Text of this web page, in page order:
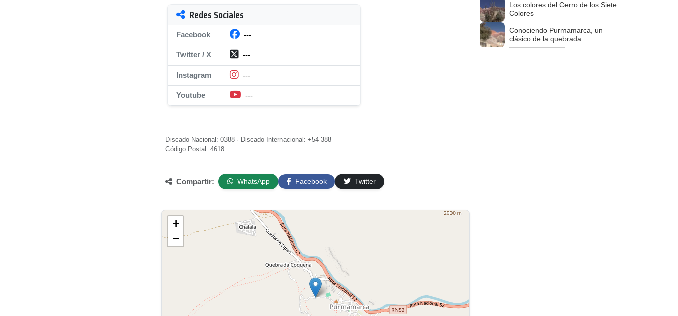
Redes Sociales
Facebook ---
Twitter / X ---
Instagram ---
Youtube ---
Discado Nacional: 0388 · Discado Internacional: +54 388
Código Postal: 4618
Compartir: WhatsApp Facebook Twitter
+
−
Los colores del Cerro de los Siete
Colores
Conociendo Purmamarca, un
clásico de la quebrada